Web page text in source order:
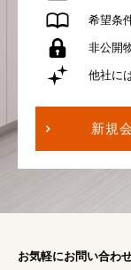
希望条
非公開
他社に
新規
お気軽にお問い合わ